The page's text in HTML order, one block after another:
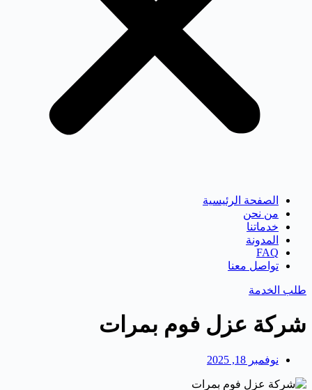
الصفحة الرئيسية
من نحن
خدماتنا
المدونة
FAQ
تواصل معنا
طلب الخدمة
شركة عزل فوم بمرات
نوفمبر 18, 2025